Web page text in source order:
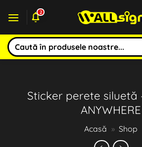
2
Caută
după:
Sticker perete siluetă
ANYWHERE
Acasă » Shop